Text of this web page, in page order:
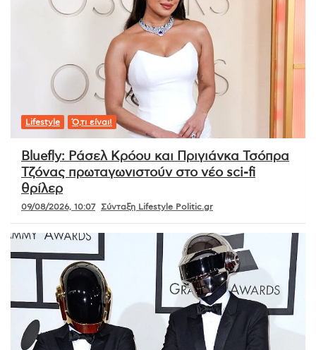
Lifestyle Ό,τι είναι!
Bluefly: Ράσελ Κρόου και Πριγιάνκα Τσόπρα
Τζόνας πρωταγωνιστούν στο νέο sci-fi
θρίλερ
09/08/2026, 10:07 Σύνταξη Lifestyle Politic.gr